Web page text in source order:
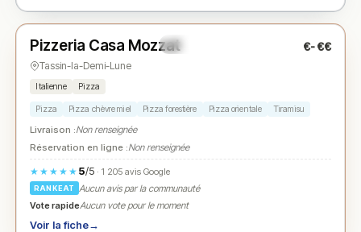
★ N° 3
Pizzeria Casa Mozzat €-€€
Tassin-la-Demi-Lune
Italienne Pizza
Pizza Pizza chèvre miel Pizza forestière Pizza orientale Tiramisu
Livraison :Non renseignée
Réservation en ligne :Non renseignée
★★★★★ 5/5· 1 205 avis Google
RANKEAT
Aucun avis par la communauté
Vote rapideAucun vote pour le moment
Voir la fiche→